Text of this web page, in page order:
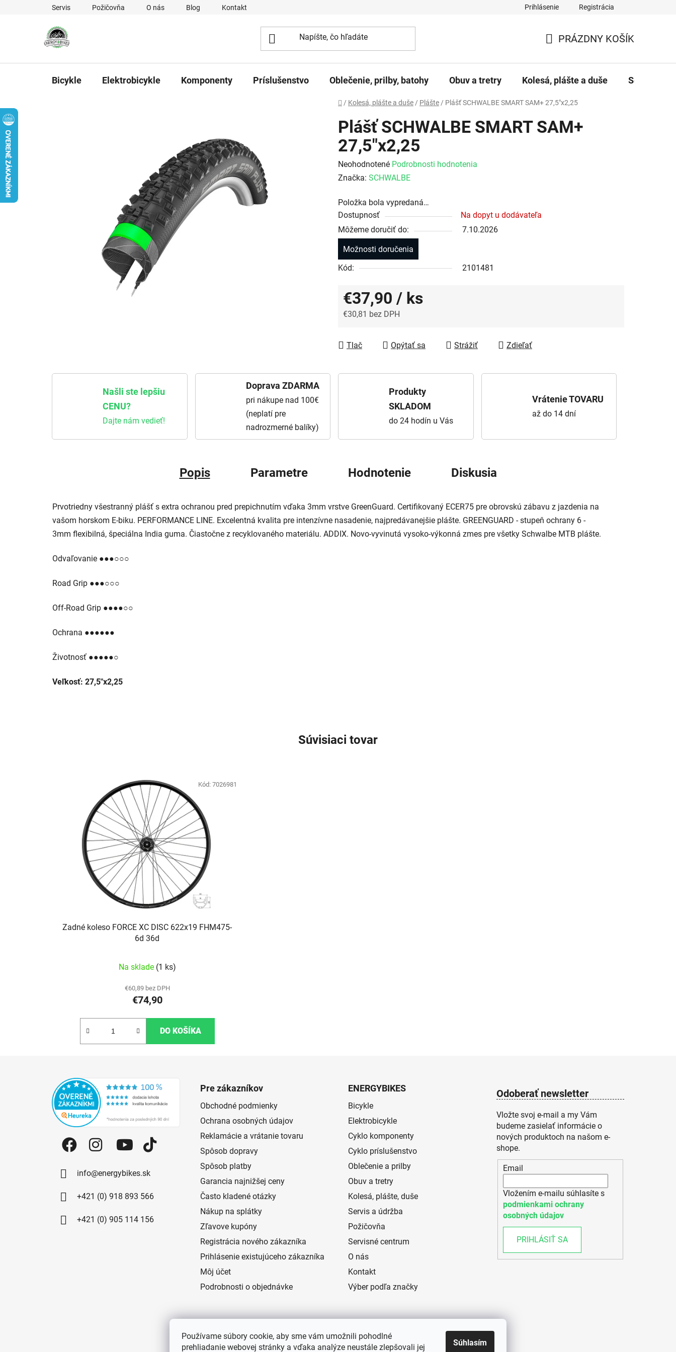
Používame súbory cookie, aby sme vám umožnili pohodlné
prehliadanie webovej stránky a vďaka analýze neustále zlepšovali jej
Súhlasím
Prejsť na obsahServis Požičovňa O nás Blog Kontakt Prihlásenie Registrácia
PRÁZDNY KOŠÍK
Bicykle Elektrobicykle Komponenty Príslušenstvo Oblečenie, prilby, batohy Obuv a tretry Kolesá, plášte a duše Servis a
Domov
/ Kolesá, plášte a duše / Plášte / Plášť SCHWALBE SMART SAM+ 27,5"x2,25
Plášť SCHWALBE SMART SAM+
27,5"x2,25
Priemerné hodnotenie produktu je 0,0 z 5 hviezdičiek.
Neohodnotené Podrobnosti hodnotenia
Značka: SCHWALBE
Položka bola vypredaná…
Dostupnosť
Na dopyt u dodávateľa
Môžeme doručiť do:
7.10.2026
Možnosti doručenia
Kód:
2101481
€37,90 / ks
€30,81 bez DPH
Tlač
Opýtať sa Strážiť Zdieľať
Našli ste lepšiu
CENU?
Dajte nám vedieť!
Doprava ZDARMA
pri nákupe nad 100€
(neplatí pre
nadrozmerné balíky)
Produkty
SKLADOM
do 24 hodín u Vás
Vrátenie TOVARU
až do 14 dní
Popis Parametre Hodnotenie Diskusia
Prvotriedny všestranný plášť s extra ochranou pred prepichnutím vďaka 3mm vrstve GreenGuard. Certifikovaný ECER75 pre obrovskú zábavu z jazdenia na
vašom horskom E-biku. PERFORMANCE LINE. Excelentná kvalita pre intenzívne nasadenie, najpredávanejšie plášte. GREENGUARD - stupeň ochrany 6 -
3mm flexibilná, špeciálna India guma. Čiastočne z recyklovaného materiálu. ADDIX. Novo-vyvinutá vysoko-výkonná zmes pre všetky Schwalbe MTB plášte.
Odvaľovanie ●●●○○○
Road Grip ●●●○○○
Off-Road Grip ●●●●○○
Ochrana ●●●●●●
Životnosť ●●●●●○
Veľkosť: 27,5"x2,25
Súvisiaci tovar
Zadné koleso FORCE XC DISC 622x19 FHM475-
6d 36d
Na sklade (1 ks)
€60,89 bez DPH
€74,90
DO KOŠÍKA
Kód:7026981
info@energybikes.sk
+421 (0) 918 893 566
+421 (0) 905 114 156
Pre zákazníkov
Obchodné podmienky
Ochrana osobných údajov
Reklamácie a vrátanie tovaru
Spôsob dopravy
Spôsob platby
Garancia najnižšej ceny
Často kladené otázky
Nákup na splátky
Zľavove kupóny
Registrácia nového zákazníka
Prihlásenie existujúceho zákazníka
Môj účet
Podrobnosti o objednávke
ENERGYBIKES
Bicykle
Elektrobicykle
Cyklo komponenty
Cyklo príslušenstvo
Oblečenie a prilby
Obuv a tretry
Kolesá, plášte, duše
Servis a údržba
Požičovňa
Servisné centrum
O nás
Kontakt
Výber podľa značky
Odoberať newsletter
Vložte svoj e-mail a my Vám
budeme zasielať informácie o
nových produktoch na našom e-
shope.
Email
Vložením e-mailu súhlasíte s
podmienkami ochrany
osobných údajov
PRIHLÁSIŤ SA